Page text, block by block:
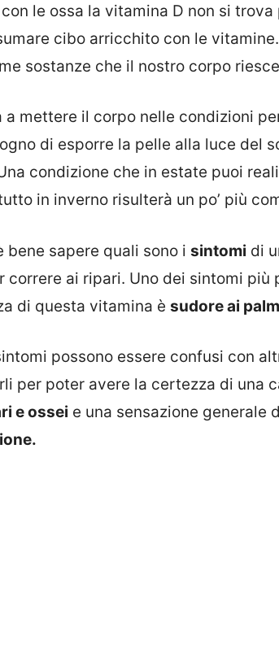
le ossa la vitamina D non si
cibo arricchito con le
sostanze che il nostro corpo
a mettere il corpo nelle condizioni
di esporre la pelle alla luce del
condizione che in estate puoi
in inverno risulterà un po’ più
bene sapere quali sono i sintomi di
correre ai ripari. Uno dei sintomi
di questa vitamina è sudore ai
possono essere confusi con
per poter avere la certezza di una
e ossei e una sensazione generale